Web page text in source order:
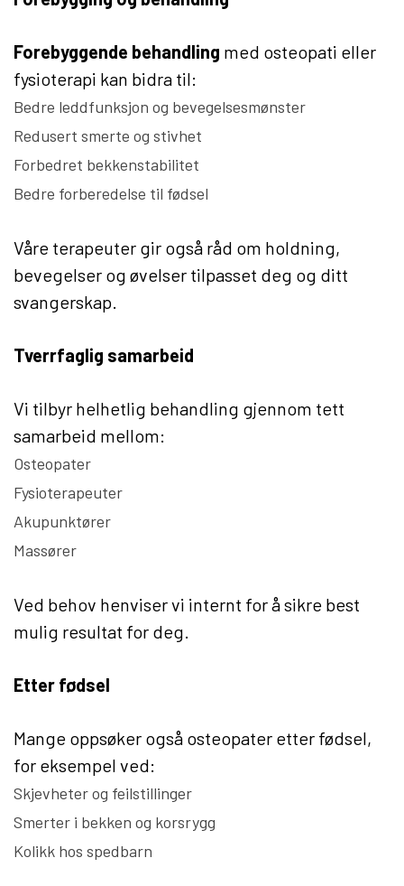
Forebyggende behandling med osteopati eller
fysioterapi kan bidra til:
Bedre leddfunksjon og bevegelsesmønster
Redusert smerte og stivhet
Forbedret bekkenstabilitet
Bedre forberedelse til fødsel
Våre terapeuter gir også råd om holdning,
bevegelser og øvelser tilpasset deg og ditt
svangerskap.
Tverrfaglig samarbeid
Vi tilbyr helhetlig behandling gjennom tett
samarbeid mellom:
Osteopater
Fysioterapeuter
Akupunktører
Massører
Ved behov henviser vi internt for å sikre best
mulig resultat for deg.
Etter fødsel
Mange oppsøker også osteopater etter fødsel,
for eksempel ved:
Skjevheter og feilstillinger
Smerter i bekken og korsrygg
Kolikk hos spedbarn